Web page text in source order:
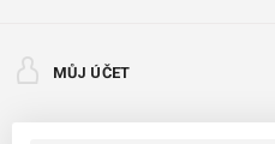
MŮJ ÚČET